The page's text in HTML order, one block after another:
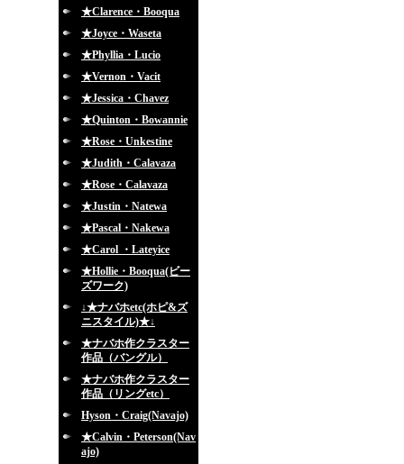
★Clarence・Booqua
★Joyce・Waseta
★Phyllia・Lucio
★Vernon・Vacit
★Jessica・Chavez
★Quinton・Bowannie
★Rose・Unkestine
★Judith・Calavaza
★Rose・Calavaza
★Justin・Natewa
★Pascal・Nakewa
★Carol ・Lateyice
★Hollie・Booqua(ビー
ズワーク)
↓★ナバホetc(ホピ&ズ
ニスタイル)★↓
★ナバホ作クラスター
作品（バングル）
★ナバホ作クラスター
作品（リングetc）
Hyson・Craig(Navajo)
★Calvin・Peterson(Nav
ajo)